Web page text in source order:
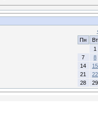
Пн
Вт
1
7
8
14
15
21
22
28
29